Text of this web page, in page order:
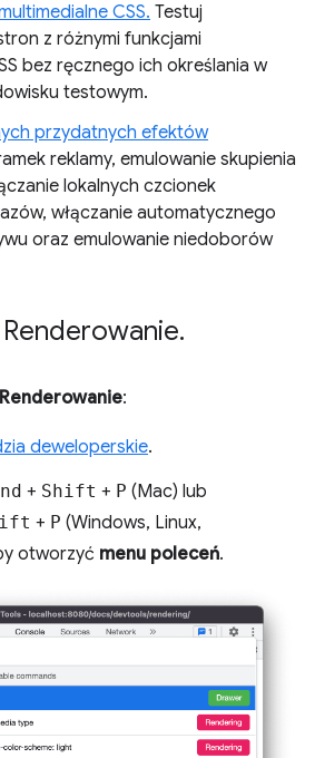
CSS. Testuj
z różnymi funkcjami
bez ręcznego ich określania w
testowym.
przydatnych efektów
reklamy, emulowanie skupienia
lokalnych czcionek
włączanie automatycznego
oraz emulowanie niedoborów
.
Renderowanie:
deweloperskie.
+ Shift + P (Mac) lub
+ P (Windows, Linux,
otworzyć menu poleceń.